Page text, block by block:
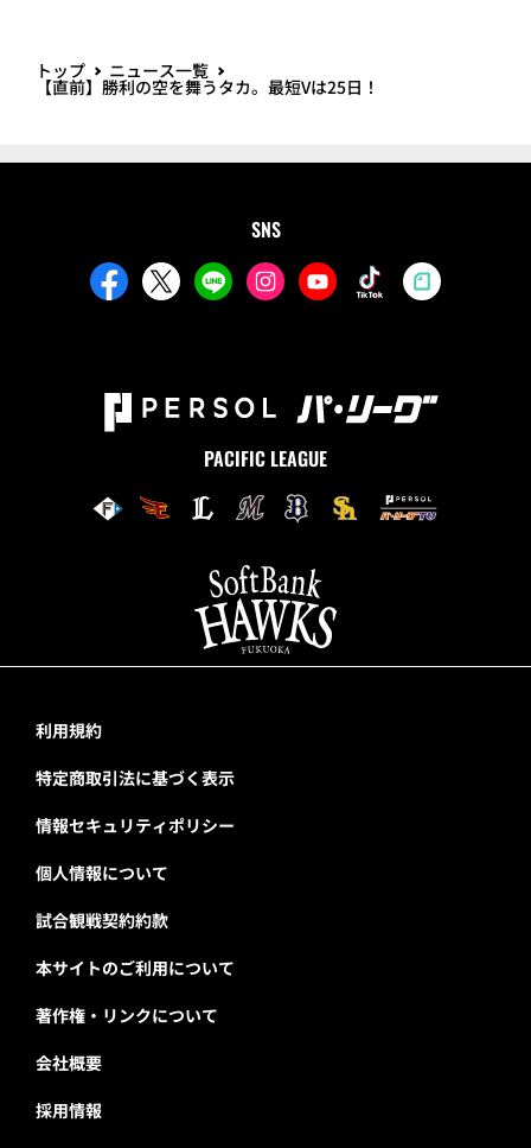
トップ ニュース一覧
【直前】勝利の空を舞うタカ。最短Vは25日！
SNS
PACIFIC LEAGUE
利用規約
特定商取引法に基づく表示
情報セキュリティポリシー
個人情報について
試合観戦契約約款
本サイトのご利用について
著作権・リンクについて
会社概要
採用情報